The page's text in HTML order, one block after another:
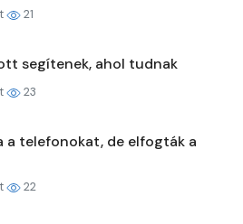
21
segítenek, ahol tudnak
23
a telefonokat, de elfogták a
22